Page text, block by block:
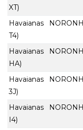
XT)
Havaianas
T4)
Havaianas
HA)
Havaianas
3J)
Havaianas
I4)